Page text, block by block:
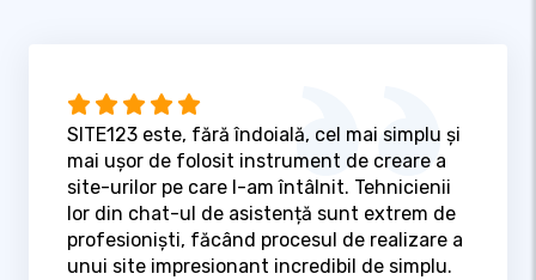
SITE123 este, fără îndoială, cel mai simplu și
mai ușor de folosit instrument de creare a
site-urilor pe care l-am întâlnit. Tehnicienii
lor din chat-ul de asistență sunt extrem de
profesioniști, făcând procesul de realizare a
unui site impresionant incredibil de simplu.